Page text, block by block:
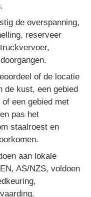
de overspanning,
reserveer
of de locatie
de kust, een gebied
een gebied met
pas het
staalroest en
aan lokale
AS/NZS, voldoen